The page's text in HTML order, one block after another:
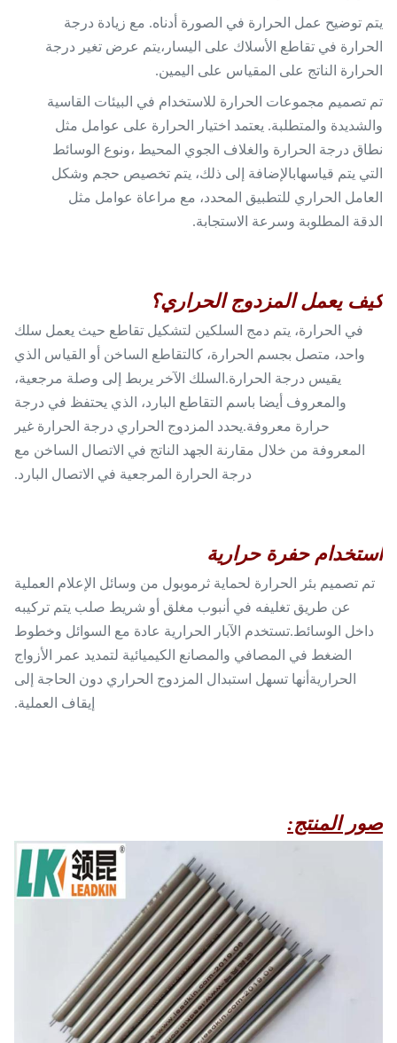
يتم توضيح عمل الحرارة في الصورة أدناه. مع زيادة درجة
الحرارة في تقاطع الأسلاك على اليسار،يتم عرض تغير درجة
الحرارة الناتج على المقياس على اليمين.
تم تصميم مجموعات الحرارة للاستخدام في البيئات القاسية
والشديدة والمتطلبة. يعتمد اختيار الحرارة على عوامل مثل
نطاق درجة الحرارة والغلاف الجوي المحيط ،ونوع الوسائط
التي يتم قياسهابالإضافة إلى ذلك، يتم تخصيص حجم وشكل
العامل الحراري للتطبيق المحدد، مع مراعاة عوامل مثل
الدقة المطلوبة وسرعة الاستجابة.
كيف يعمل المزدوج الحراري؟
في الحرارة، يتم دمج السلكين لتشكيل تقاطع حيث يعمل سلك
واحد، متصل بجسم الحرارة، كالتقاطع الساخن أو القياس الذي
يقيس درجة الحرارة.السلك الآخر يربط إلى وصلة مرجعية،
والمعروف أيضا باسم التقاطع البارد، الذي يحتفظ في درجة
حرارة معروفة.يحدد المزدوج الحراري درجة الحرارة غير
المعروفة من خلال مقارنة الجهد الناتج في الاتصال الساخن مع
درجة الحرارة المرجعية في الاتصال البارد.
استخدام حفرة حرارية
تم تصميم بئر الحرارة لحماية ثرموبول من وسائل الإعلام العملية
عن طريق تغليفه في أنبوب مغلق أو شريط صلب يتم تركيبه
داخل الوسائط.تستخدم الآبار الحرارية عادة مع السوائل وخطوط
الضغط في المصافي والمصانع الكيميائية لتمديد عمر الأزواج
الحراريةأنها تسهل استبدال المزدوج الحراري دون الحاجة إلى
إيقاف العملية.
صور المنتج: